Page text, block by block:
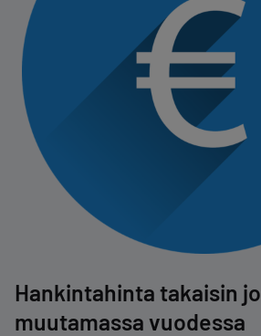
Hankintahinta takaisin jo
muutamassa vuodessa